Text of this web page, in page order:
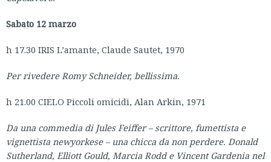
Sabato 12 marzo
h 17.30 IRIS L’amante, Claude Sautet, 1970
Per rivedere Romy Schneider, bellissima.
h 21.00 CIELO Piccoli omicidi, Alan Arkin, 1971
Da una commedia di Jules Feiffer – scrittore, fumettista e
vignettista newyorkese – una chicca da non perdere. Donald
Sutherland, Elliott Gould, Marcia Rodd e Vincent Gardenia nel